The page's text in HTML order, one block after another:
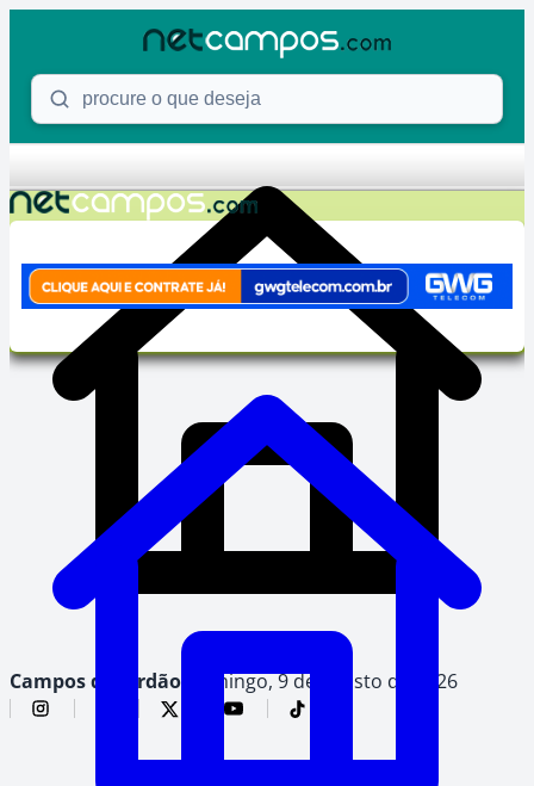
Procure o que deseja
Campos do Jordão, domingo, 9 de agosto de 2026